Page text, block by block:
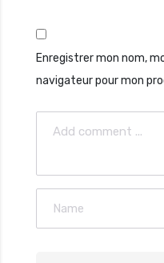
Enregistrer mon nom,
navigateur pour mon